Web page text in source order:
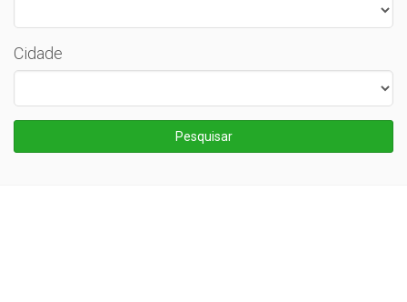
Cidade
Pesquisar